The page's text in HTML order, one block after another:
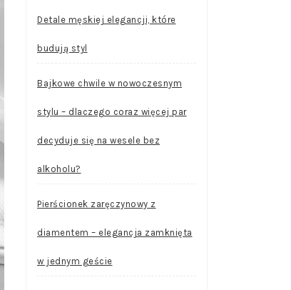
Detale męskiej elegancji, które
budują styl
Bajkowe chwile w nowoczesnym
stylu – dlaczego coraz więcej par
decyduje się na wesele bez
alkoholu?
Pierścionek zaręczynowy z
diamentem – elegancja zamknięta
w jednym geście